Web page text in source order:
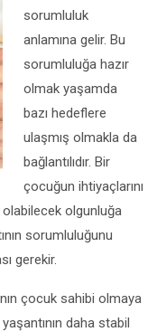
sorumluluk
anlamına gelir. Bu
sorumluluğa hazır
olmak yaşamda
bazı hedeflere
ulaşmış olmakla da
bağlantılıdır. Bir
çocuğun ihtiyaçlarını
olgunluğa
sorumluluğunu
gerekir.
çocuk sahibi olmaya
daha stabil